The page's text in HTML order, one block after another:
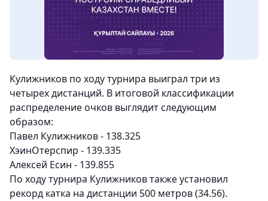
Кулижников по ходу турнира выиграл три из
четырех дистанций. В итоговой классификации
распределение очков выглядит следующим
образом:
Павел Кулижников - 138.325
ХэинОтерспир - 139.335
Алексей Есин - 139.855
По ходу турнира Кулижников также установил
рекорд катка на дистанции 500 метров (34.56).